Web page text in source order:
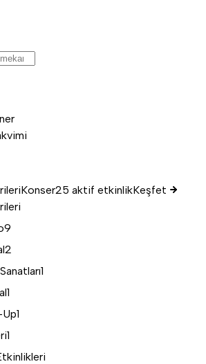
Konser25 aktif etkinlikKeşfet
9
2
1
1
1
1